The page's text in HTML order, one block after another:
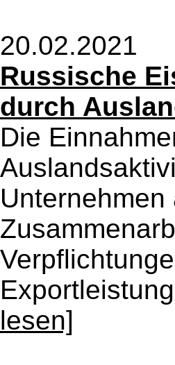
20.02.2021
Russische
durch
Die
lesen]